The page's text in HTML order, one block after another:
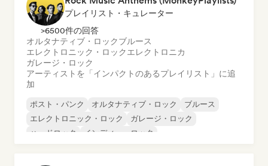
プレイリスト・キュレーター
>6500件の回答
オルタナティブ・ロックブルース
エレクトロニック・ロックエレクトロニカ
ガレージ・ロック
アーティストを「インパクトのあるプレイリスト」に追
加
ポスト・パンク オルタナティブ・ロック
ブルース
エレクトロニック・ロック
ガレージ・ロック
ハードロック
インディー・ロック